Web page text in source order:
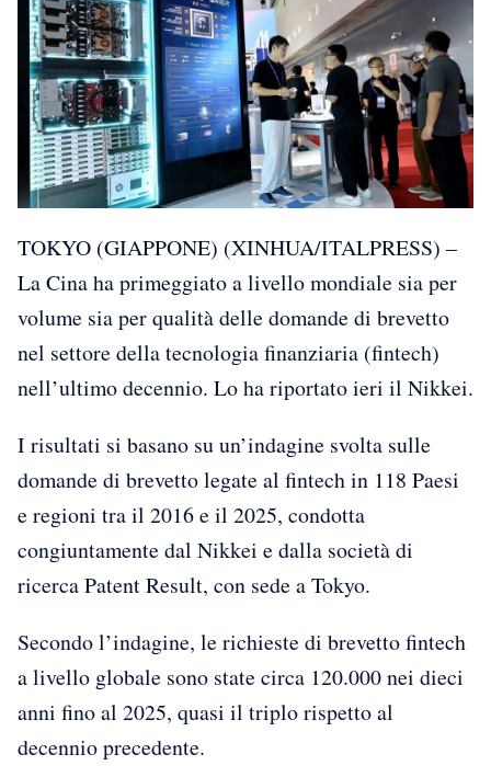
TOKYO (GIAPPONE) (XINHUA/ITALPRESS) –
La Cina ha primeggiato a livello mondiale sia per
volume sia per qualità delle domande di brevetto
nel settore della tecnologia finanziaria (fintech)
nell’ultimo decennio. Lo ha riportato ieri il Nikkei.
I risultati si basano su un’indagine svolta sulle
domande di brevetto legate al fintech in 118 Paesi
e regioni tra il 2016 e il 2025, condotta
congiuntamente dal Nikkei e dalla società di
ricerca Patent Result, con sede a Tokyo.
Secondo l’indagine, le richieste di brevetto fintech
a livello globale sono state circa 120.000 nei dieci
anni fino al 2025, quasi il triplo rispetto al
decennio precedente.